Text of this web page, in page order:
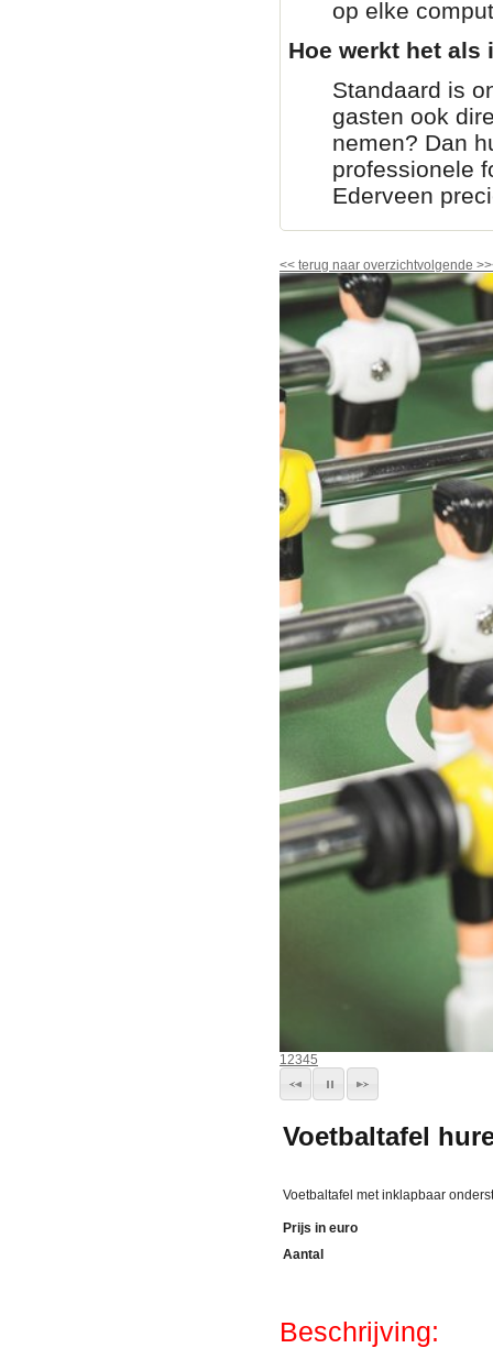
op elke
Hoe werkt het
Standaard is
gasten ook
nemen? Dan
professionele
Ederveen
<< terug naar overzichtvolgende >>
1 2345
Voetbaltafel
Voetbaltafel met inklapbaar
Prijs in euro
Aantal
Beschrijving: